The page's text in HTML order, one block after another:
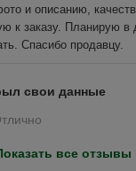
и описанию,
к заказу. Планирую в
Спасибо продавцу.
свои данные
все отзывы